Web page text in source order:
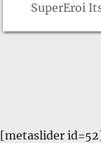
SuperEroi
[metaslider